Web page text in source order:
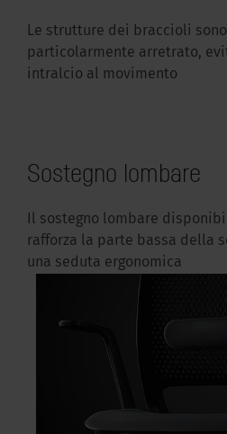
Le strutture dei braccioli
particolarmente arretrato,
intralcio al movimento
Sostegno lombare
Il sostegno lombare
rafforza la parte bassa della
una seduta ergonomica